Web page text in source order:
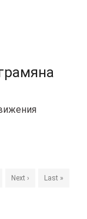
Next › Last »